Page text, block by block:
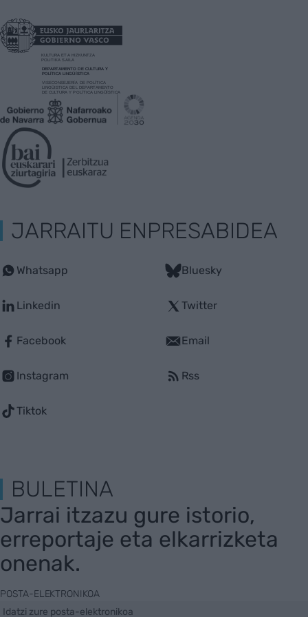
JARRAITU ENPRESABIDEA
Whatsapp
Linkedin
Facebook
Instagram
Tiktok
Bluesky
Twitter
Email
Rss
BULETINA
Jarrai itzazu gure istorio,
erreportaje eta elkarrizketa
onenak.
POSTA-ELEKTRONIKOA